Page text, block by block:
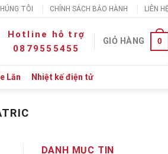
TÔI CHÍNH SÁCH BẢO HÀNH LIÊN
Hotline hỗ trợ
0879555455
GIỎ HÀNG 0
Lăn Nhiệt kế điện tử
DANH MỤC TIN